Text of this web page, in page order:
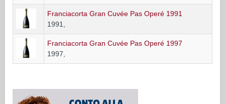
Franciacorta Gran Cuvée Pas Operé 1991
1991,
Franciacorta Gran Cuvée Pas Operé 1997
1997,